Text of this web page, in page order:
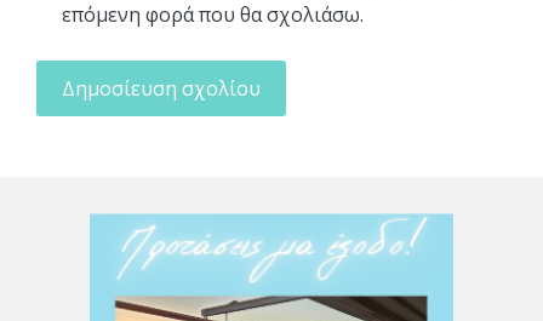
επόμενη φορά που θα σχολιάσω.